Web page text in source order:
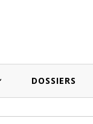
DOSSIERS